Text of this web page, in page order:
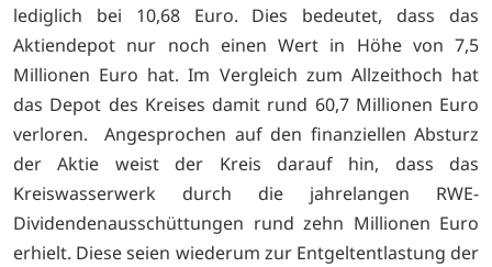
lediglich bei 10,68 Euro. Dies bedeutet, dass das
Aktiendepot nur noch einen Wert in Höhe von 7,5
Millionen Euro hat. Im Vergleich zum Allzeithoch hat
das Depot des Kreises damit rund 60,7 Millionen Euro
verloren. Angesprochen auf den finanziellen Absturz
der Aktie weist der Kreis darauf hin, dass das
Kreiswasserwerk durch die jahrelangen RWE-
Dividendenausschüttungen rund zehn Millionen Euro
erhielt. Diese seien wiederum zur Entgeltentlastung der